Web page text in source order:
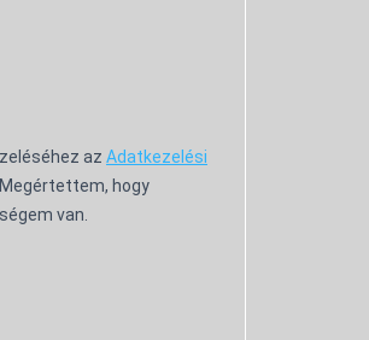
az Adatkezelési
hogy
van.